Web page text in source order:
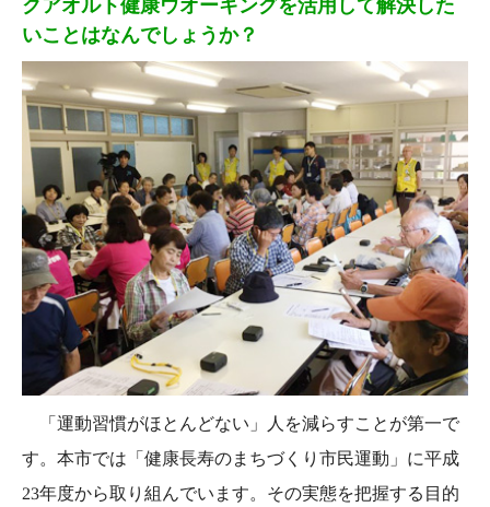
クアオルト健康ウオーキングを活用して解決した
いことはなんでしょうか？
「運動習慣がほとんどない」人を減らすことが第一で
す。本市では「健康長寿のまちづくり市民運動」に平成
23年度から取り組んでいます。その実態を把握する目的